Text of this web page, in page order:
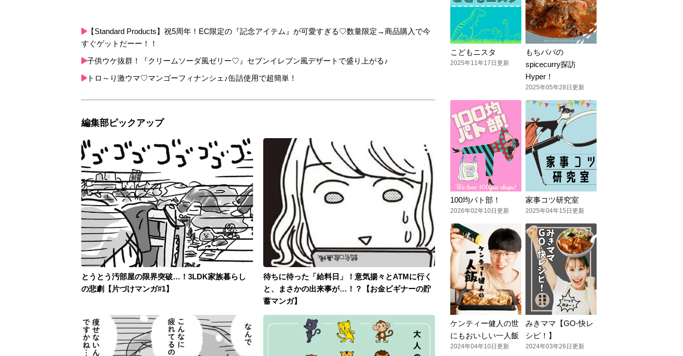
【Standard Products】祝5周年！EC限定の『記念アイテム』が可愛すぎる♡数量限定→商品購入で今
すぐゲットだーー！！
子供ウケ抜群！『クリームソーダ風ゼリー♡』セブンイレブン風デザートで盛り上がる♪
トロ～り激ウマ♡マンゴーフィナンシェ♪缶詰使用で超簡単！
編集部ピックアップ
とうとう汚部屋の限界突破…！3LDK家族暮らし
の悲劇【片づけマンガ#1】
待ちに待った「給料日」！意気揚々とATMに行く
と、まさかの出来事が…！？【お金ビギナーの貯
蓄マンガ】
こどもニスタ
2025年11年17日更新
もちパパの
spicecurry探訪
Hyper！
2025年05年28日更新
100均パト部！
2026年02年10日更新
家事コツ研究室
2025年04年15日更新
ケンティー健人の世
にもおいしい一人飯
2024年04年10日更新
みきママ【GO-快レ
シピ！】
2024年03年26日更新